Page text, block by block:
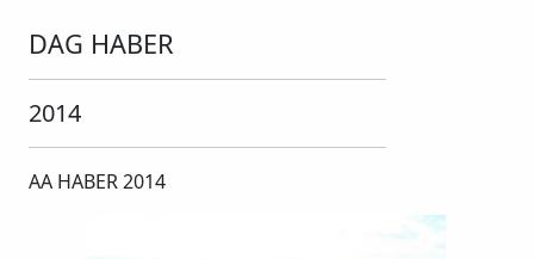
DAG HABER
2014
AA HABER 2014